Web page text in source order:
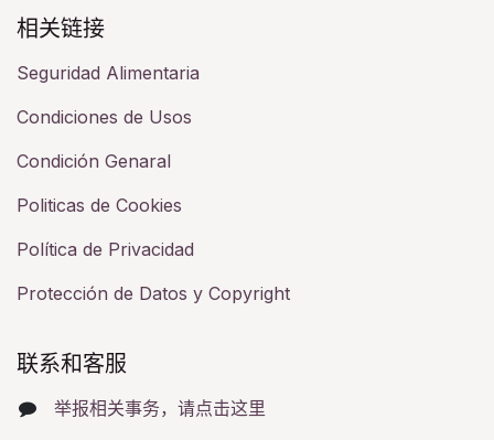
相关链接​
Seguridad Alimentaria
Condiciones de Usos
Condición Genaral
Politicas de Cookies
Política de Privacidad
Protección de Datos y Copyright
联系和客服​
举报相关事务，请点击这里